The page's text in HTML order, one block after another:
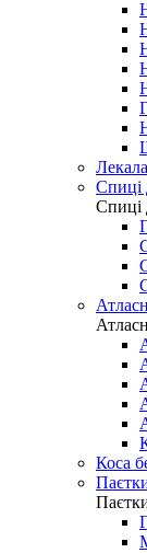
Cпиці
Cпиці
Коса